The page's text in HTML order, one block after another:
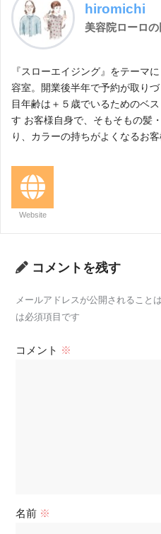
hiromichi
美容院ローロの
『スローエイジング』をテーマ
容室。開業後半年で予約が取り
目年齢は＋５歳でいるためのベ
す お客様自身で、そもそもの髪
り、カラーの持ちがよくなるお客
Website
コメントを残す
メールアドレスが公開されること
は必須項目です
コメント ※
名前 ※